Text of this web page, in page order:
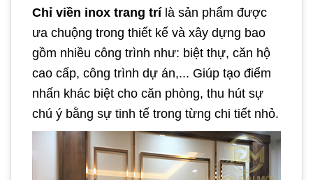
Chỉ viền inox trang trílà sản phẩm được
ưa chuộng trong thiết kế và xây dựng bao
gồm nhiều công trình như: biệt thự, căn hộ
cao cấp, công trình dự án,... Giúp tạo điểm
nhấn khác biệt cho căn phòng, thu hút sự
chú ý bằng sự tinh tế trong từng chi tiết nhỏ.